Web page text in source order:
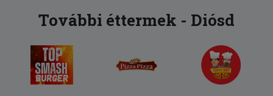
2025-06-25 - Rita:
adag. Csak ajánlani tudom.
További éttermek - Diósd